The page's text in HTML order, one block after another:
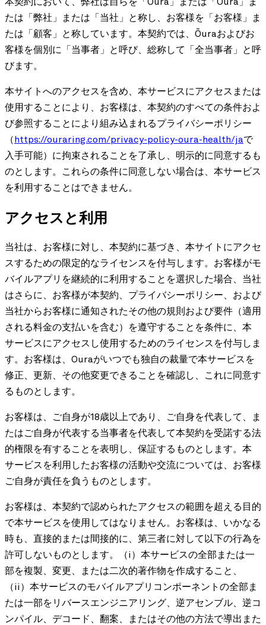
本契約において、弊社は自らを「Ōura」または「Oura」ま
たは「弊社」または「当社」と称し、お客様を「お客様」ま
たは「顧客」と称しています。本契約では、Ōuraおよびお
客様を個別に「当事者」と呼び、総称して「全当事者」と呼
びます。
本サイトへのアクセスを含め、本サービスにアクセスまたは
使用することにより、お客様は、本契約のすべての条件およ
び参照することにより組み込まれるプライバシーポリシー
（ https://ouraring.com/privacy-policy-oura-health/jaで
入手可能）に拘束されることを了承し、明示的に同意するも
のとします。これらの条件に同意しない場合は、本サービス
を利用することはできません。
アクセスと利用
当社は、お客様に対し、本契約に基づき、本サイトにアクセ
スするための限定的なライセンスを付与します。お客様がモ
バイルアプリを継続的に利用することを選択した場合、当社
はさらに、お客様が本契約、プライバシーポリシー、および
当社からお客様に通知されたその他の規則および要件（適用
される料金の支払いを含む）を遵守することを条件に、本
サービスにアクセスし使用するためのライセンスを付与しま
す。お客様は、Ouraがいつでも独自の裁量で本サービスを
修正、更新、その他変更できることを確認し、これに同意す
るものとします。
お客様は、ご自身が18歳以上であり、ご自身を代表して、ま
たはご自身が代表する当事者を代表して本契約を受諾する法
的権限を有することを表明し、保証するものとします。本
サービスを利用したお客様の活動や交流については、お客様
ご自身が責任を負うものとします。
お客様は、本契約で認められたアクセスの範囲を超える目的
で本サービスを使用してはなりません。お客様は、いかなる
時も、直接的または間接的に、第三者に対して以下の行為を
許可しないものとします。（i）本サービスの全部または一
部を複製、変更、または二次的著作物を作成すること、
（ii）本サービスのモバイルアプリコンポーネントの全部ま
たは一部をリバースエンジニアリング、逆アセンブル、逆コ
ンパイル、デコード、翻案、またはその他の方法で導出また